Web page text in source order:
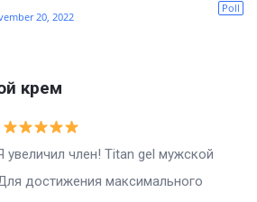
Poll
20, 2022
крем
Titan gel мужской
достижения максимального